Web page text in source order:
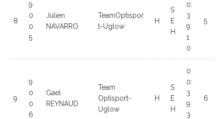
8
9
0
0
5
Julien
NAVARRO
TeamOptispor
t-Uglow
H
S
E
H
0:
3
9:
1
0
5
9
9
0
0
6
Gael
REYNAUD
Team
Optisport-
Uglow
H
S
E
H
0
0:
3
9:
3
6